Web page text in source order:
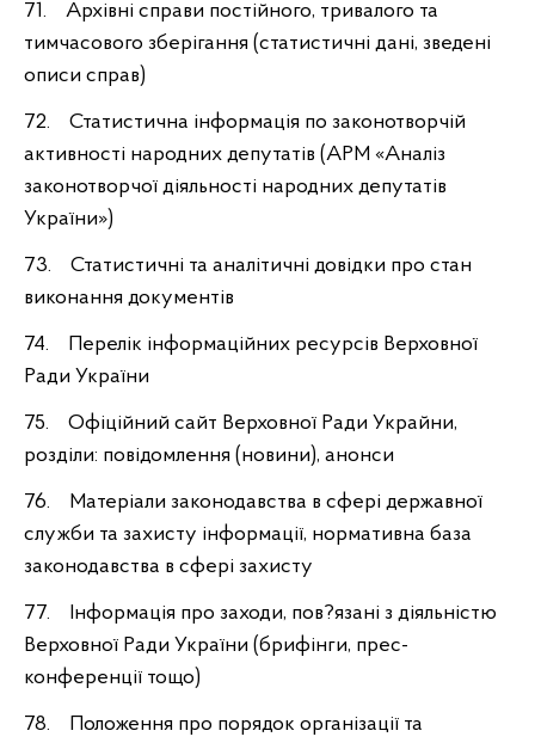
71. Архівні справи постійного, тривалого та
тимчасового зберігання (статистичні дані, зведені
описи справ)
72. Статистична інформація по законотворчій
активності народних депутатів (АРМ «Аналіз
законотворчої діяльності народних депутатів
України»)
73. Статистичні та аналітичні довідки про стан
виконання документів
74. Перелік інформаційних ресурсів Верховної
Ради України
75. Офіційний сайт Верховної Ради Украйни,
розділи: повідомлення (новини), анонси
76. Матеріали законодавства в сфері державної
служби та захисту інформації, нормативна база
законодавства в сфері захисту
77. Інформація про заходи, пов?язані з діяльністю
Верховної Ради України (брифінги, прес-
конференції тощо)
78. Положення про порядок організації та